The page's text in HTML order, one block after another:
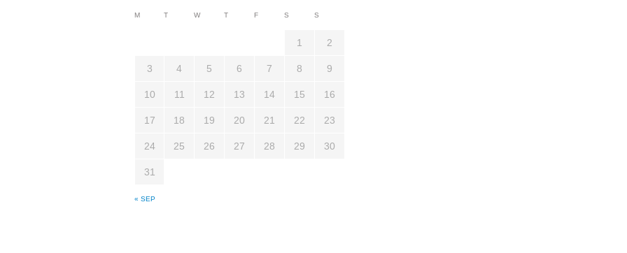
M T W T F S S
« SEP
1 2
3 4 5 6 7 8 9
10 11 12 13 14 15 16
17 18 19 20 21 22 23
24 25 26 27 28 29 30
31